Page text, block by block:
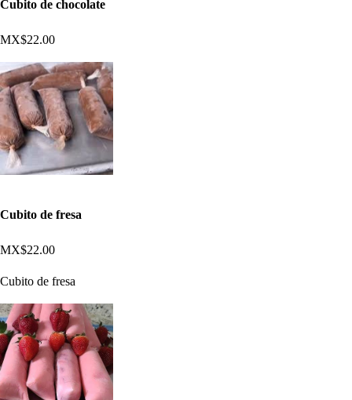
Cubito de chocolate
MX$22.00
Cubito de fresa
MX$22.00
Cubito de fresa